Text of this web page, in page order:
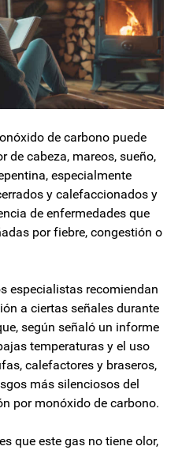
de carbono puede
de cabeza, mareos, sueño,
especialmente
y calefaccionados y
de enfermedades que
por fiebre, congestión o
especialistas recomiendan
a ciertas señales durante
según señaló un informe
temperaturas y el uso
calefactores y braseros,
más silenciosos del
por monóxido de carbono.
que este gas no tiene olor,